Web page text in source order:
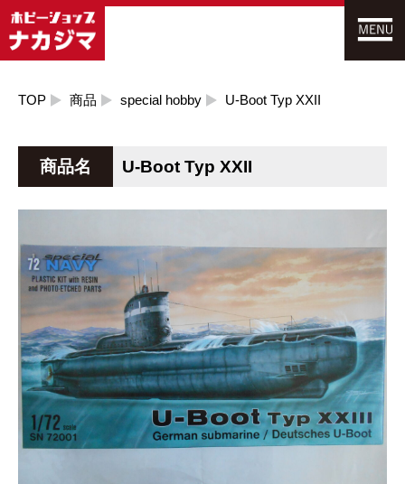
TOP 商品 special hobby U-Boot Typ XXII
商品名 U-Boot Typ XXII